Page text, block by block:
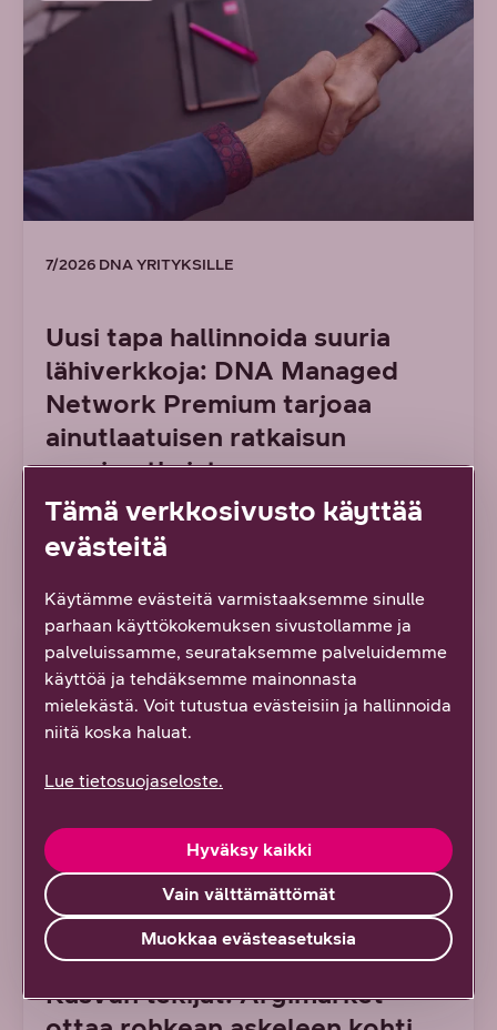
7/2026 DNA YRITYKSILLE
Uusi tapa hallinnoida suuria
lähiverkkoja: DNA Managed
Network Premium tarjoaa
ainutlaatuisen ratkaisun
monimutkaisten
verkkoympäristöjen haasteisiin
ARTIKKELI
7/2026 DNA YRITYKSILLE
Kasvun tekijät: Argimarket
Tämä verkkosivusto käyttää
evästeitä
Käytämme evästeitä varmistaaksemme sinulle
parhaan käyttökokemuksen sivustollamme ja
palveluissamme, seurataksemme palveluidemme
käyttöä ja tehdäksemme mainonnasta
mielekästä. Voit tutustua evästeisiin ja hallinnoida
niitä koska haluat.
Lue tietosuojaseloste.
Vain välttämättömät
Hyväksy kaikki
Muokkaa evästeasetuksia